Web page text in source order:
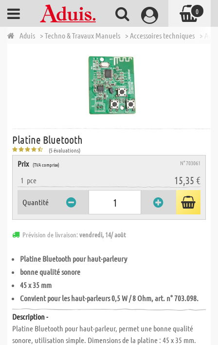
Aduis > Techno & Travaux Manuels > Accessoires techniques >
Platine Bluetooth
(5 évaluations)
Prix (TVA comprise) N° 703061
1 pce 15,35 €
Quantité
Prévision de livraison:vendredi, 14/ août
Platine Bluetooth pour haut-parleury
bonne qualité sonore
45 x 35 mm
Convient pour les haut-parleurs 0,5 W / 8 Ohm, art. n° 703.098.
Description -
Platine Bluetooth pour haut-parleur, permet une bonne qualité
sonore, utilisation simple. Dimensions de la platine : 45 x 35 mm.
0